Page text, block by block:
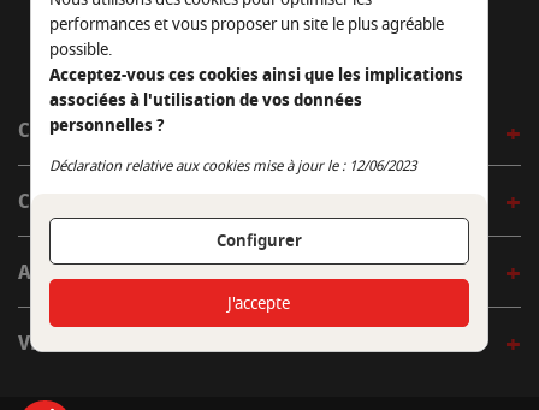
CÔTÉ OUTDOOR
CÔTÉ INDOOR
AUTOUR DE LA TABLE
VENIR EN BOUTIQUE
performances et vous proposer un site le plus agréable
possible.
Acceptez-vous ces cookies ainsi que les implications
associées à l'utilisation de vos données
personnelles ?
Déclaration relative aux cookies mise à jour le : 12/06/2023
Configurer
Continuer sans accepter
J'accepte